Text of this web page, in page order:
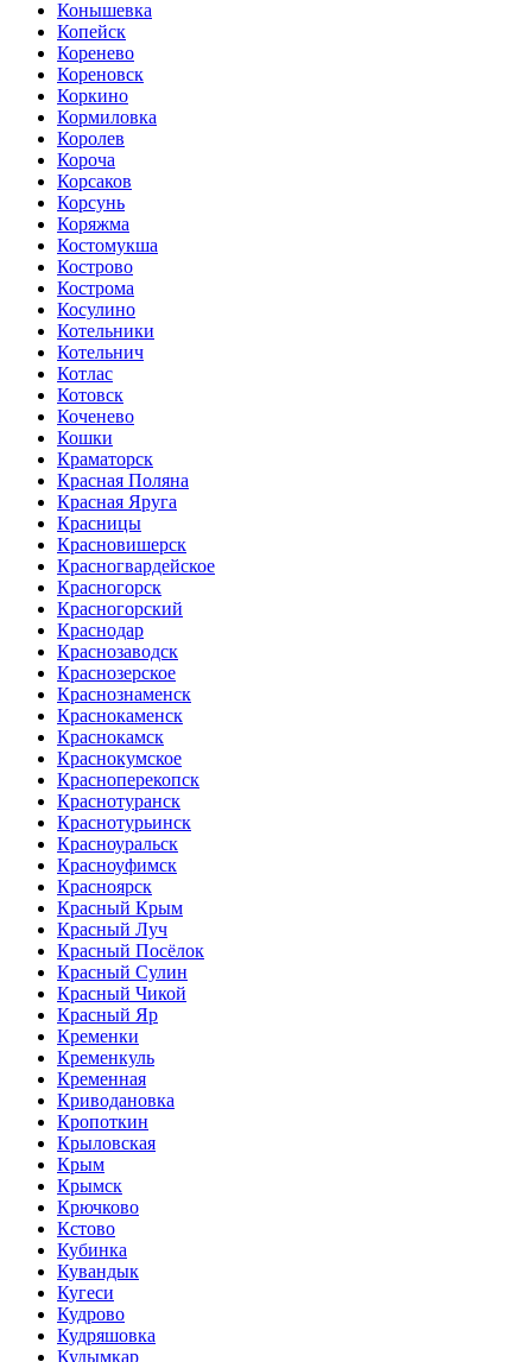
Конышевка
Копейск
Коренево
Кореновск
Коркино
Кормиловка
Королев
Короча
Корсаков
Корсунь
Коряжма
Костомукша
Кострово
Кострома
Косулино
Котельники
Котельнич
Котлас
Котовск
Коченево
Кошки
Краматорск
Красная Поляна
Красная Яруга
Красницы
Красновишерск
Красногвардейское
Красногорск
Красногорский
Краснодар
Краснозаводск
Краснозерское
Краснознаменск
Краснокаменск
Краснокамск
Краснокумское
Красноперекопск
Краснотуранск
Краснотурьинск
Красноуральск
Красноуфимск
Красноярск
Красный Крым
Красный Луч
Красный Посёлок
Красный Сулин
Красный Чикой
Красный Яр
Кременки
Кременкуль
Кременная
Криводановка
Кропоткин
Крыловская
Крым
Крымск
Крючково
Кстово
Кубинка
Кувандык
Кугеси
Кудрово
Кудряшовка
Кудымкар